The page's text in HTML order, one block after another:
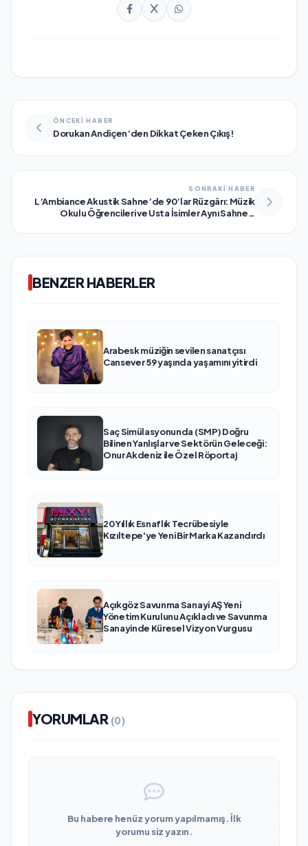
ÖNCEKİ HABER
Dorukan Andiçen’den Dikkat Çeken Çıkış!
SONRAKİ HABER
L’Ambiance Akustik Sahne’de 90’lar Rüzgârı: Müzik
Okulu Öğrencileri ve Usta İsimler Aynı Sahneyi
BENZER HABERLER
Arabesk müziğin sevilen sanatçısı
Cansever 59 yaşında yaşamını yitirdi
Saç Simülasyonunda (SMP) Doğru
Bilinen Yanlışlar ve Sektörün Geleceği:
Onur Akdeniz ile Özel Röportaj
20 Yıllık Esnaflık Tecrübesiyle
Kızıltepe'ye Yeni Bir Marka Kazandırdı
Açıkgöz Savunma Sanayi AŞ Yeni
Yönetim Kurulunu Açıkladı ve Savunma
Sanayinde Küresel Vizyon Vurgusu
YORUMLAR (0)
Bu habere henüz yorum yapılmamış. İlk
yorumu siz yazın.